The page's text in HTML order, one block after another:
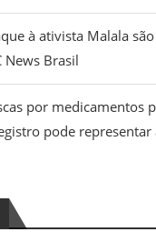
à ativista Malala
News Brasil
por medicamentos
pode representar